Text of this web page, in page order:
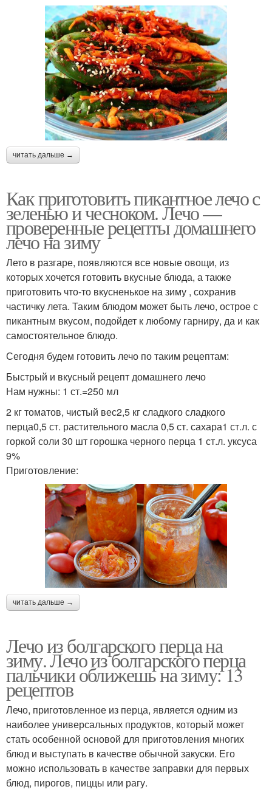
читать дальше →
Как приготовить пикантное лечо с
зеленью и чесноком. Лечо —
проверенные рецепты домашнего
лечо на зиму
Лето в разгаре, появляются все новые овощи, из
которых хочется готовить вкусные блюда, а также
приготовить что-то вкусненькое на зиму , сохранив
частичку лета. Таким блюдом может быть лечо, острое с
пикантным вкусом, подойдет к любому гарниру, да и как
самостоятельное блюдо.
Сегодня будем готовить лечо по таким рецептам:
Быстрый и вкусный рецепт домашнего лечо
Нам нужны: 1 ст.=250 мл
2 кг томатов, чистый вес2,5 кг сладкого сладкого
перца0,5 ст. растительного масла 0,5 ст. сахара1 ст.л. с
горкой соли 30 шт горошка черного перца 1 ст.л. уксуса
9%
Приготовление:
читать дальше →
Лечо из болгарского перца на
зиму. Лечо из болгарского перца
пальчики оближешь на зиму: 13
рецептов
Лечо, приготовленное из перца, является одним из
наиболее универсальных продуктов, который может
стать особенной основой для приготовления многих
блюд и выступать в качестве обычной закуски. Его
можно использовать в качестве заправки для первых
блюд, пирогов, пиццы или рагу.